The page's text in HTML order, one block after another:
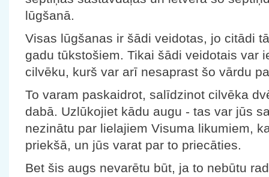
lūgšanā.
Visas lūgšanas ir šādi veidotas, jo citādi
gadu tūkstošiem. Tikai šādi veidotais var
cilvēku, kurš var arī nesaprast šo vārdu
To varam paskaidrot, salīdzinot cilvēka
dabā. Uzlūkojiet kādu augu - tas var jūs
nezinātu par lielajiem Visuma likumiem,
priekšā, un jūs varat par to priecāties.
Bet šis augs nevarētu būt, ja to nebūtu